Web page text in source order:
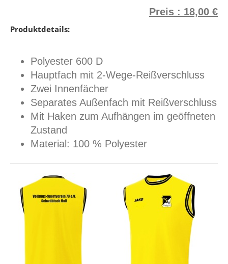
Preis : 18,00 €
Produktdetails:
Polyester 600 D
Hauptfach mit 2-Wege-Reißverschluss
Zwei Innenfächer
Separates Außenfach mit Reißverschluss
Mit Haken zum Aufhängen im geöffneten
Zustand
Material: 100 % Polyester